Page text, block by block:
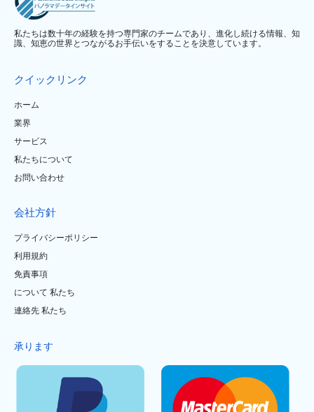
私たちは数十年の経験を持つ専門家のチームであり、進化し続ける情報、知
識、知恵の世界とつながるお手伝いをすることを決意しています。
クイックリンク
ホーム
業界
サービス
私たちについて
お問い合わせ
会社方針
プライバシーポリシー
利用規約
免責事項
について 私たち
連絡先 私たち
承ります